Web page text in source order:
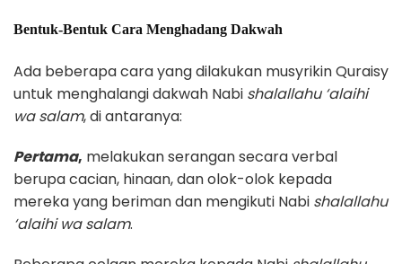
Bentuk-Bentuk Cara Menghadang Dakwah
Ada beberapa cara yang dilakukan musyrikin Quraisy
untuk menghalangi dakwah Nabi shalallahu ‘alaihi
wa salam, di antaranya:
Pertama, melakukan serangan secara verbal
berupa cacian, hinaan, dan olok-olok kepada
mereka yang beriman dan mengikuti Nabi shalallahu
‘alaihi wa salam.